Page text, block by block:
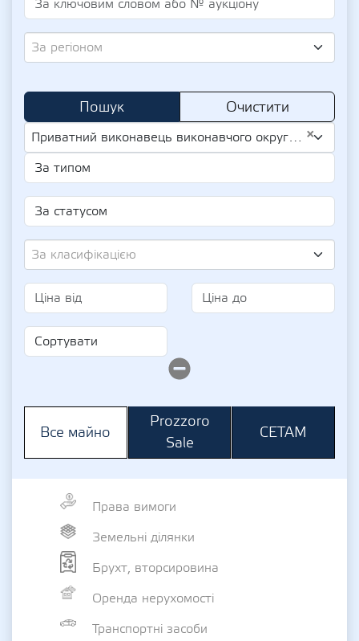
За регіоном
Пошук Очистити
×
Приватний виконавець виконавчого округу Закарпатської області Ярошевський Дмитро Андрійович (UA-IPN 3227503896)
За класифікацією
Все майно
Prozzoro
Sale
СЕТАМ
Права вимоги
Земельні ділянки
Брухт, вторсировина
Оренда нерухомості
Транспортні засоби